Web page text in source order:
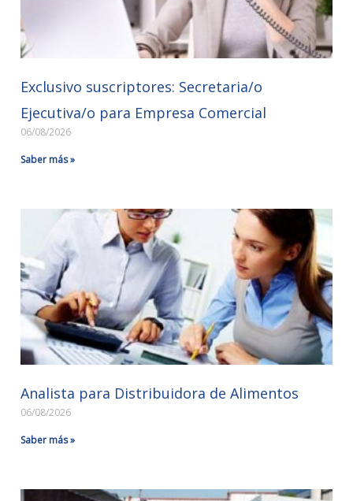
Exclusivo suscriptores: Secretaria/o
Ejecutiva/o para Empresa Comercial
06/08/2026
Saber más »
Analista para Distribuidora de Alimentos
06/08/2026
Saber más »